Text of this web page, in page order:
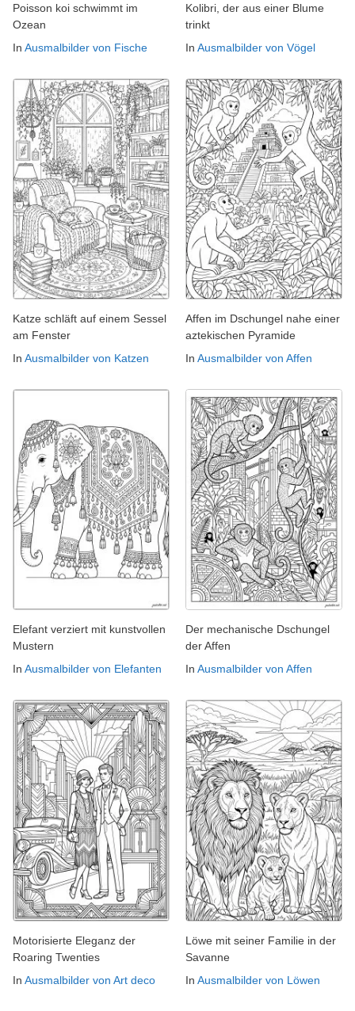
Poisson koi schwimmt im
Ozean
In Ausmalbilder von Fische
Kolibri, der aus einer Blume
trinkt
In Ausmalbilder von Vögel
Katze schläft auf einem Sessel
am Fenster
In Ausmalbilder von Katzen
Affen im Dschungel nahe einer
aztekischen Pyramide
In Ausmalbilder von Affen
Elefant verziert mit kunstvollen
Mustern
In Ausmalbilder von Elefanten
Der mechanische Dschungel
der Affen
In Ausmalbilder von Affen
Motorisierte Eleganz der
Roaring Twenties
In Ausmalbilder von Art deco
Löwe mit seiner Familie in der
Savanne
In Ausmalbilder von Löwen